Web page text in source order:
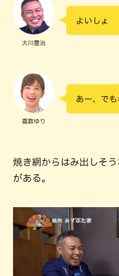
大川豊治
よいしょ
嘉数ゆり
あー、でも
焼き網からはみ出しそ
がある。